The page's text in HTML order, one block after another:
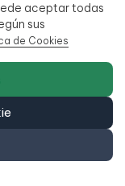
aceptar todas
sus
de Cookies